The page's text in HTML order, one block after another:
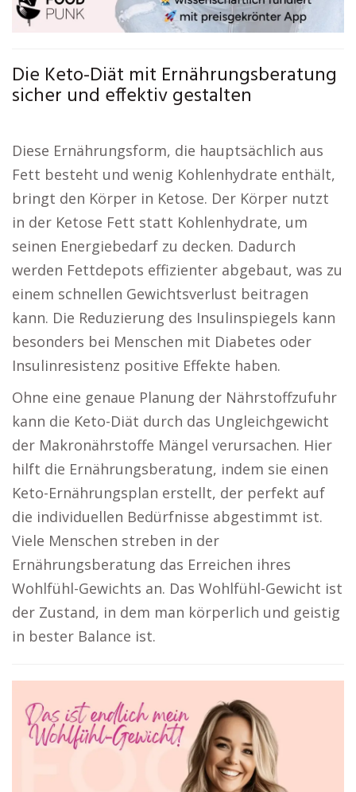
Die Keto-Diät mit Ernährungsberatung
sicher und effektiv gestalten
Diese Ernährungsform, die hauptsächlich aus
Fett besteht und wenig Kohlenhydrate enthält,
bringt den Körper in Ketose. Der Körper nutzt
in der Ketose Fett statt Kohlenhydrate, um
seinen Energiebedarf zu decken. Dadurch
werden Fettdepots effizienter abgebaut, was zu
einem schnellen Gewichtsverlust beitragen
kann. Die Reduzierung des Insulinspiegels kann
besonders bei Menschen mit Diabetes oder
Insulinresistenz positive Effekte haben.
Ohne eine genaue Planung der Nährstoffzufuhr
kann die Keto-Diät durch das Ungleichgewicht
der Makronährstoffe Mängel verursachen. Hier
hilft die Ernährungsberatung, indem sie einen
Keto-Ernährungsplan erstellt, der perfekt auf
die individuellen Bedürfnisse abgestimmt ist.
Viele Menschen streben in der
Ernährungsberatung das Erreichen ihres
Wohlfühl-Gewichts an. Das Wohlfühl-Gewicht ist
der Zustand, in dem man körperlich und geistig
in bester Balance ist.